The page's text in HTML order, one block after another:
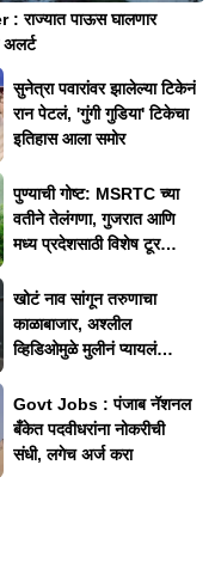
पाऊस घालणार
अलर्ट
सुनेत्रा पवारांवर झालेल्या टिकेनं
रान पेटलं, 'गुंगी गुडिया' टिकेचा
इतिहास आला समोर
पुण्याची गोष्ट: MSRTC च्या
वतीने तेलंगणा, गुजरात आणि
मध्य प्रदेशसाठी विशेष टूर
खोटं नाव सांगून तरुणाचा
काळाबाजार, अश्लील
व्हिडिओमुळे मुलीनं प्यायलं
Govt Jobs : पंजाब नॅशनल
बँकेत पदवीधरांना नोकरीची
संधी, लगेच अर्ज करा